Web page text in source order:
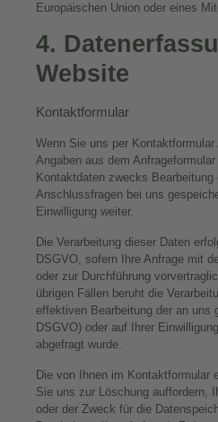
Europäischen Union oder eines
4.
Website
Kontaktformular
Wenn Sie uns per
Angaben aus dem
Kontaktdaten zwecks
Anschlussfragen bei uns
Einwilligung weiter.
Die Verarbeitung dieser Daten
DSGVO, sofern Ihre Anfrage mit
oder zur Durchführung
übrigen Fällen beruht die
effektiven Bearbeitung der an uns
DSGVO) oder auf Ihrer
abgefragt wurde.
Die von Ihnen im Kontaktformular
Sie uns zur Löschung auffordern,
oder der Zweck für die